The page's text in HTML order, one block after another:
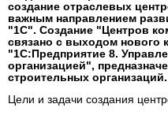
создание отраслевых
важным направлением
"1С". Создание "Центров
связано с выходом нового
"1С:Предприятие 8.
организацией",
строительных организаций.
Цели и задачи создания